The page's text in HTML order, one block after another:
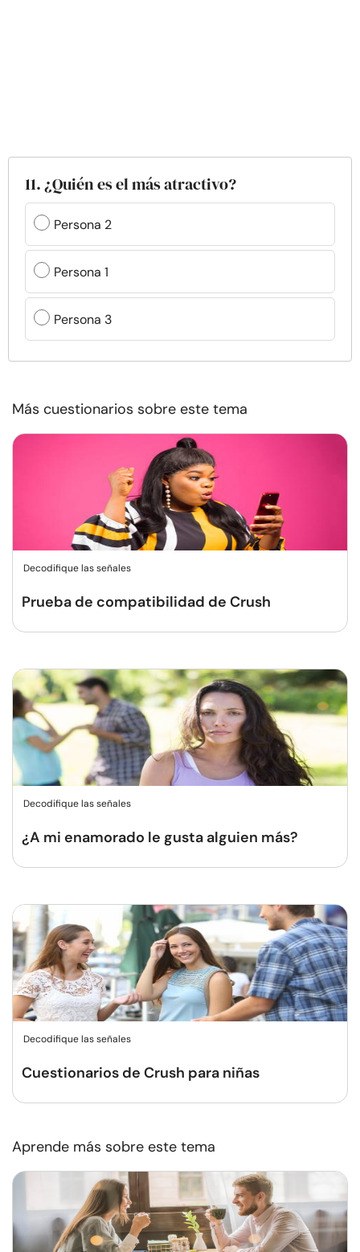
11. ¿Quién es el más atractivo?
Persona 2
Persona 1
Persona 3
Más cuestionarios sobre este tema
Decodifique las señales
Prueba de compatibilidad de Crush
Decodifique las señales
¿A mi enamorado le gusta alguien más?
Decodifique las señales
Cuestionarios de Crush para niñas
Aprende más sobre este tema